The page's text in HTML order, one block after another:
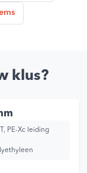
klus?
PE-Xc leiding